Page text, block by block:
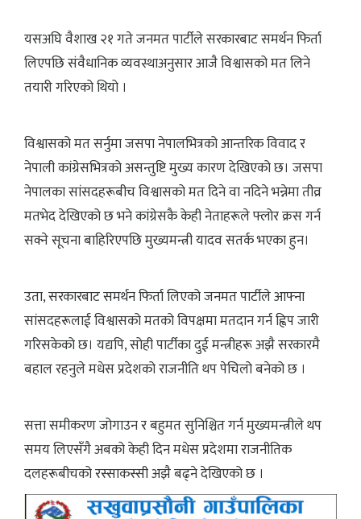
यसअघि वैशाख २१ गते जनमत पार्टीले सरकारबाट समर्थन फिर्ता
लिएपछि संवैधानिक व्यवस्थाअनुसार आजै विश्वासको मत लिने
तयारी गरिएको थियो ।
विश्वासको मत सर्नुमा जसपा नेपालभित्रको आन्तरिक विवाद र
नेपाली कांग्रेसभित्रको असन्तुष्टि मुख्य कारण देखिएको छ। जसपा
नेपालका सांसदहरूबीच विश्वासको मत दिने वा नदिने भन्नेमा तीव्र
मतभेद देखिएको छ भने कांग्रेसकै केही नेताहरूले फ्लोर क्रस गर्न
सक्ने सूचना बाहिरिएपछि मुख्यमन्त्री यादव सतर्क भएका हुन।
उता, सरकारबाट समर्थन फिर्ता लिएको जनमत पार्टीले आफ्ना
सांसदहरूलाई विश्वासको मतको विपक्षमा मतदान गर्न ह्विप जारी
गरिसकेको छ। यद्यपि, सोही पार्टीका दुई मन्त्रीहरू अझै सरकारमै
बहाल रहनुले मधेस प्रदेशको राजनीति थप पेचिलो बनेको छ ।
सत्ता समीकरण जोगाउन र बहुमत सुनिश्चित गर्न मुख्यमन्त्रीले थप
समय लिएसँगै अबको केही दिन मधेस प्रदेशमा राजनीतिक
दलहरूबीचको रस्साकस्सी अझै बढ्ने देखिएको छ ।